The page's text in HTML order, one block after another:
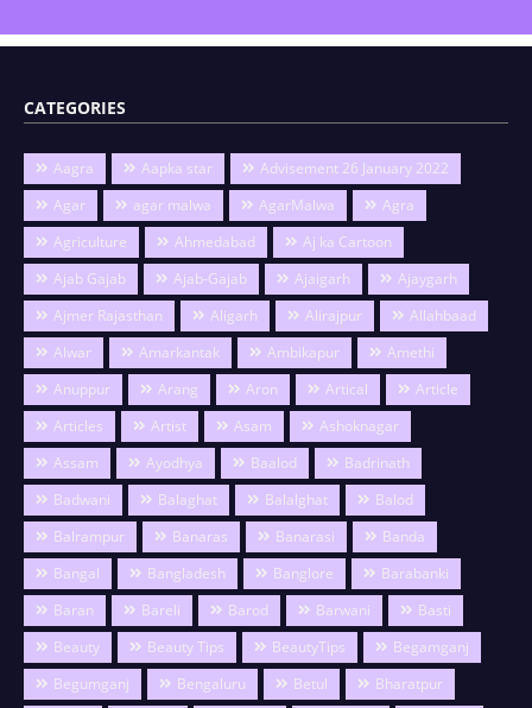
CATEGORIES
Aagra Aapka star
Advisement 26 January 2022
Agar
agar malwa AgarMalwa
Agra
Agriculture
Ahmedabad
Aj ka Cartoon
Ajab Gajab
Ajab-Gajab Ajaigarh
Ajaygarh
Ajmer Rajasthan
Aligarh Alirajpur
Allahbaad
Alwar
Amarkantak Ambikapur
Amethi
Anuppur
Arang Aron Artical
Article
Articles
Artist Asam
Ashoknagar
Assam
Ayodhya Baalod
Badrinath
Badwani
Balaghat Balalghat
Balod
Balrampur
Banaras Banarasi
Banda
Bangal
Bangladesh Banglore
Barabanki
Baran
Bareli Barod Barwani
Basti
Beauty
Beauty Tips BeautyTips
Begamganj
Begumganj
Bengaluru Betul
Bharatpur